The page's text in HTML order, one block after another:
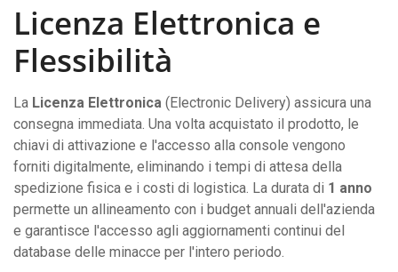
Licenza Elettronica e
Flessibilità
La Licenza Elettronica (Electronic Delivery) assicura una
consegna immediata. Una volta acquistato il prodotto, le
chiavi di attivazione e l'accesso alla console vengono
forniti digitalmente, eliminando i tempi di attesa della
spedizione fisica e i costi di logistica. La durata di 1 anno
permette un allineamento con i budget annuali dell'azienda
e garantisce l'accesso agli aggiornamenti continui del
database delle minacce per l'intero periodo.